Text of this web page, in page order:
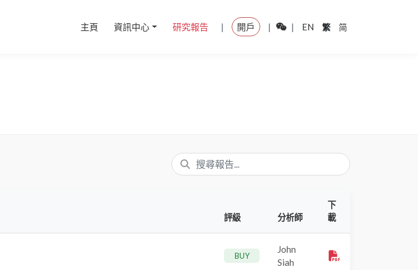
主頁 資訊中心 研究報告 | 開戶 | | EN 繁 简
評級 分析師
下
載
BUY
John
Siah